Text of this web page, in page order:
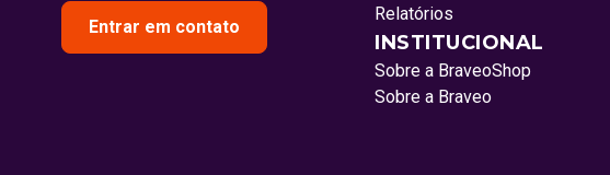
Entrar em contato
Relatórios
INSTITUCIONAL
Sobre a BraveoShop
Sobre a Braveo